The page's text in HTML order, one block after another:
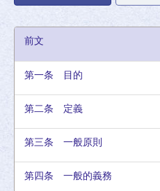
前文
第一条 目的
第二条 定義
第三条 一般原則
第四条 一般的義務